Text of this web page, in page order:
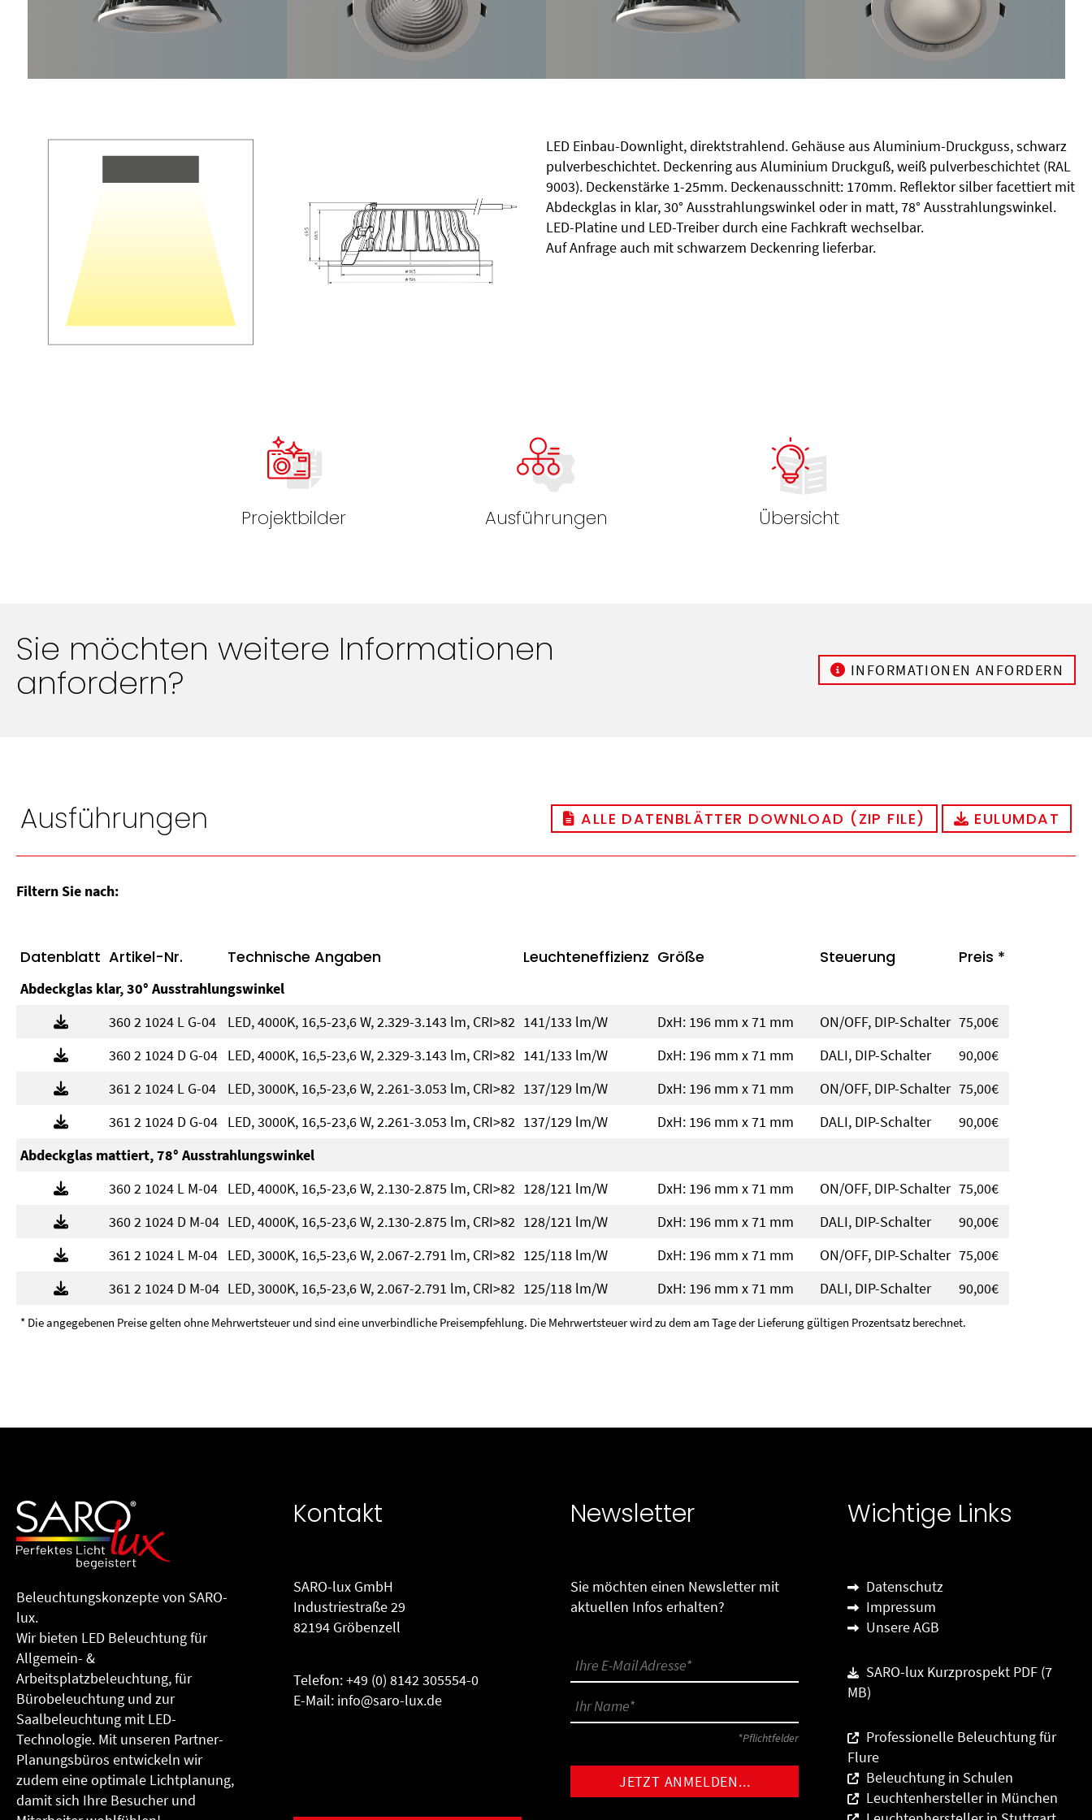
LED Einbau-Downlight, direktstrahlend. Gehäuse aus Aluminium-Druckguss, schwarz
pulverbeschichtet. Deckenring aus Aluminium Druckguß, weiß pulverbeschichtet (RAL
9003). Deckenstärke 1-25mm. Deckenausschnitt: 170mm. Reflektor silber facettiert mit
Abdeckglas in klar, 30° Ausstrahlungswinkel oder in matt, 78° Ausstrahlungswinkel.
LED-Platine und LED-Treiber durch eine Fachkraft wechselbar.
Auf Anfrage auch mit schwarzem Deckenring lieferbar.
Projektbilder Ausführungen Übersicht
Sie möchten weitere Informationen
anfordern? INFORMATIONEN ANFORDERN
Ausführungen ALLE DATENBLÄTTER DOWNLOAD (ZIP FILE) EULUMDAT
Filtern Sie nach:
Datenblatt Artikel-Nr. Technische Angaben Leuchteneffizienz Größe Steuerung Preis *
Abdeckglas klar, 30° Ausstrahlungswinkel
360 2 1024 L G-04
LED, 4000K, 16,5-23,6 W, 2.329-3.143 lm, CRI>82 141/133 lm/W DxH: 196 mm x 71 mm ON/OFF, DIP-Schalter 75,00€
360 2 1024 D G-04 LED, 4000K, 16,5-23,6 W, 2.329-3.143 lm, CRI>82 141/133 lm/W DxH: 196 mm x 71 mm DALI, DIP-Schalter
90,00€
361 2 1024 L G-04
LED, 3000K, 16,5-23,6 W, 2.261-3.053 lm, CRI>82 137/129 lm/W DxH: 196 mm x 71 mm ON/OFF, DIP-Schalter 75,00€
361 2 1024 D G-04 LED, 3000K, 16,5-23,6 W, 2.261-3.053 lm, CRI>82 137/129 lm/W DxH: 196 mm x 71 mm DALI, DIP-Schalter
90,00€
Abdeckglas mattiert, 78° Ausstrahlungswinkel
360 2 1024 L M-04 LED, 4000K, 16,5-23,6 W, 2.130-2.875 lm, CRI>82 128/121 lm/W DxH: 196 mm x 71 mm ON/OFF, DIP-Schalter 75,00€
360 2 1024 D M-04 LED, 4000K, 16,5-23,6 W, 2.130-2.875 lm, CRI>82 128/121 lm/W DxH: 196 mm x 71 mm DALI, DIP-Schalter
90,00€
361 2 1024 L M-04 LED, 3000K, 16,5-23,6 W, 2.067-2.791 lm, CRI>82 125/118 lm/W DxH: 196 mm x 71 mm ON/OFF, DIP-Schalter 75,00€
361 2 1024 D M-04 LED, 3000K, 16,5-23,6 W, 2.067-2.791 lm, CRI>82 125/118 lm/W DxH: 196 mm x 71 mm DALI, DIP-Schalter 90,00€
* Die angegebenen Preise gelten ohne Mehrwertsteuer und sind eine unverbindliche Preisempfehlung. Die Mehrwertsteuer wird zu dem am Tage der Lieferung gültigen Prozentsatz berechnet.
Beleuchtungs­konzepte von SARO-
lux.
Wir bieten LED Beleuchtung für
Allgemein- &
Arbeitsplatzbeleuchtung, für
Büro­beleuchtung und zur
Saalbeleuchtung mit LED-
Technologie. Mit unseren Partner-
Planungsbüros entwickeln wir
zudem eine optimale Lichtplanung,
damit sich Ihre Besucher und
Kontakt
SARO-lux GmbH
Industriestraße 29
82194 Gröbenzell
Telefon:+49 (0) 8142 305554-0
E-Mail: info@saro-lux.de
Newsletter
Sie möchten einen Newsletter mit
aktuellen Infos erhalten?
*Pflichtfelder
Wichtige Links
Datenschutz
Impressum
Unsere AGB
SARO-lux Kurzprospekt PDF (7
MB)
Professionelle Beleuchtung für
Flure
Beleuchtung in Schulen
Leuchtenhersteller in München